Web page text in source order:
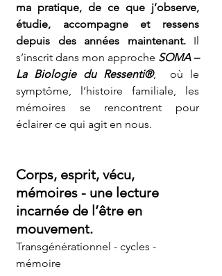
ma pratique, de ce que j’observe,
étudie, accompagne et ressens
depuis des années maintenant. Il
s’inscrit dans mon approche SOMA –
La Biologie du Ressenti®,  où le
symptôme, l’histoire familiale, les
mémoires se rencontrent pour
éclairer ce qui agit en nous.
Corps, esprit, vécu,
mémoires - une lecture
incarnée de l’être en
mouvement.
Transgénérationnel - cycles -
mémoire